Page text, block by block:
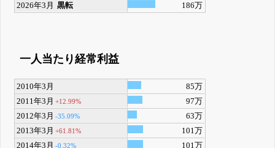
2026年3月 黒転 186万
一人当たり経常利益
2010年3月
85万
2011年3月 +12.99%
97万
2012年3月 -35.09%
63万
2013年3月 +61.81%
101万
2014年3月 -0.32%
101万